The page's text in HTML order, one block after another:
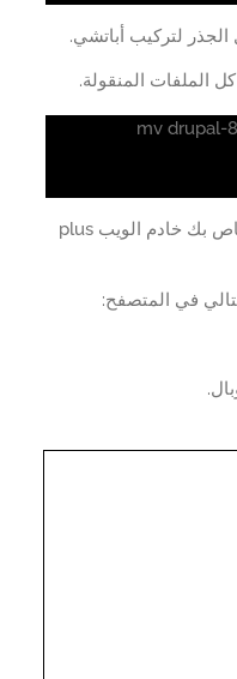
أباتشي.
المنقولة.
افتح متصفحك وأدخل عنوان IP الخاص بك خادم الويب plus